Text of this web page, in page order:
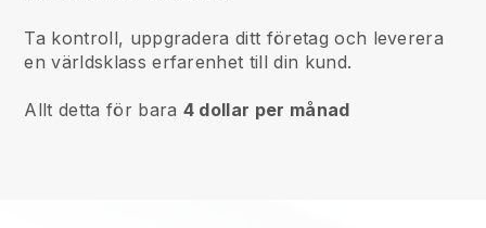
Ta kontroll, uppgradera ditt företag och leverera
en världsklass erfarenhet till din kund.
Allt detta för bara 4 dollar per månad